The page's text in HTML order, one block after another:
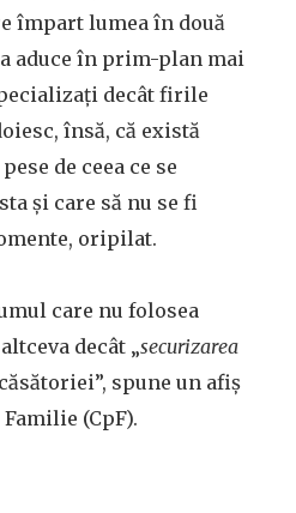
împart lumea în două
aduce în prim-plan mai
decât firile
însă, că există
de ceea ce se
şi care să nu se fi
oripilat.
care nu folosea
decât „securizarea
spune un afiş
(CpF).